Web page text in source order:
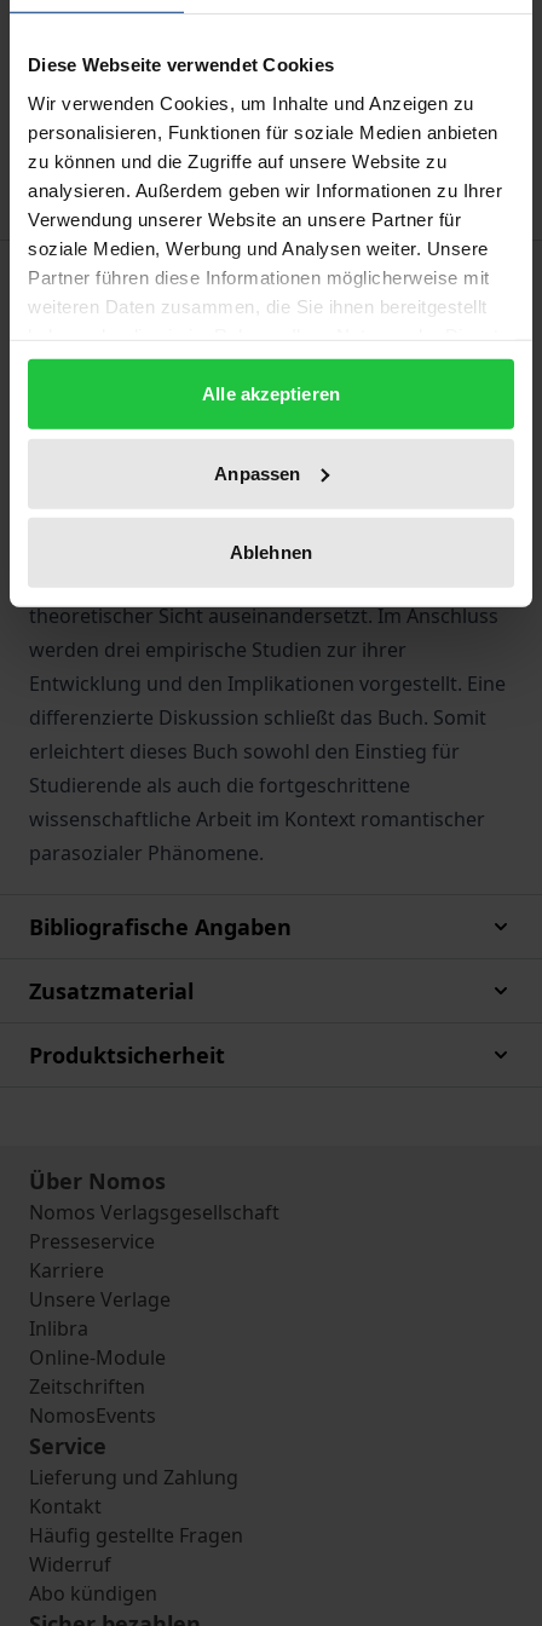
Diese Webseite verwendet Cookies
Wir verwenden Cookies, um Inhalte und Anzeigen zu
personalisieren, Funktionen für soziale Medien anbieten
zu können und die Zugriffe auf unsere Website zu
analysieren. Außerdem geben wir Informationen zu Ihrer
Verwendung unserer Website an unsere Partner für
soziale Medien, Werbung und Analysen weiter. Unsere
Partner führen diese Informationen möglicherweise mit
weiteren Daten zusammen, die Sie ihnen bereitgestellt
gesammelt haben.
Alle akzeptieren
Anpassen
Ablehnen
kann die MwSt. an der Kasse variieren.
In den Warenkorb
Zur Wunschliste hinzufügen
Hinweise zu Versandkosten
Beschreibung
MediennutzerInnen nicht wegzudenken. Dennoch
wurden sie bislang kaum untersucht. Dieses Buch
begegnet dem Defizit, indem es sich zunächst mit
der Definition und Entwicklung romantischer
parasozialer Interaktionen und Beziehungen sowie
deren Implikationen und Einflussfaktoren aus
theoretischer Sicht auseinandersetzt. Im Anschluss
werden drei empirische Studien zur ihrer
Entwicklung und den Implikationen vorgestellt. Eine
differenzierte Diskussion schließt das Buch. Somit
erleichtert dieses Buch sowohl den Einstieg für
Studierende als auch die fortgeschrittene
wissenschaftliche Arbeit im Kontext romantischer
parasozialer Phänomene.
Bibliografische Angaben
Zusatzmaterial
Produktsicherheit
Über Nomos
Nomos Verlagsgesellschaft
Presseservice
Karriere
Unsere Verlage
Inlibra
Online-Module
Zeitschriften
NomosEvents
Service
Lieferung und Zahlung
Kontakt
Häufig gestellte Fragen
Widerruf
Abo kündigen